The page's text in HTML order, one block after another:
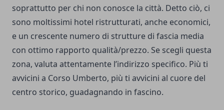
soprattutto per chi non conosce la città. Detto ciò, ci
sono moltissimi hotel ristrutturati, anche economici,
e un crescente numero di strutture di fascia media
con ottimo rapporto qualità/prezzo. Se scegli questa
zona, valuta attentamente l’indirizzo specifico. Più ti
avvicini a Corso Umberto, più ti avvicini al cuore del
centro storico, guadagnando in fascino.